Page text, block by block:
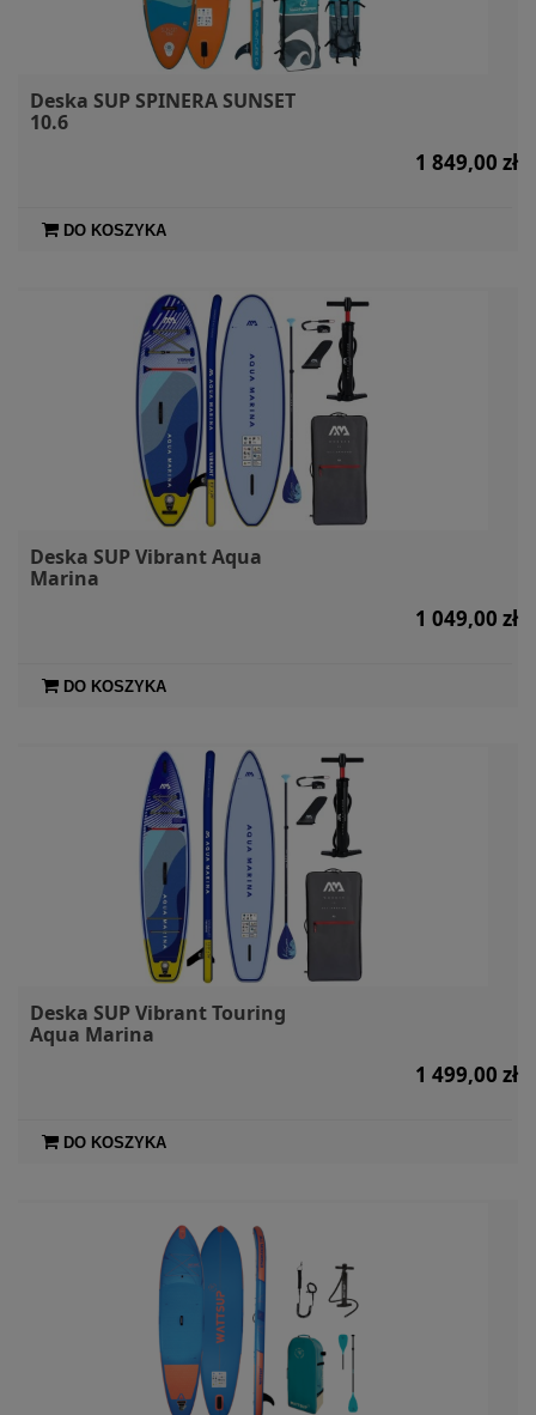
Deska SUP SPINERA SUNSET
10.6
1 849,00 zł
DO KOSZYKA
Deska SUP Vibrant Aqua
Marina
1 049,00 zł
DO KOSZYKA
Deska SUP Vibrant Touring
Aqua Marina
1 499,00 zł
DO KOSZYKA